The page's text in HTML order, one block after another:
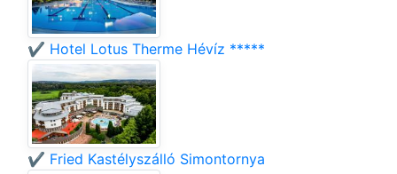
✔️ Hotel Lotus Therme Hévíz *****
✔️ Fried Kastélyszálló Simontornya